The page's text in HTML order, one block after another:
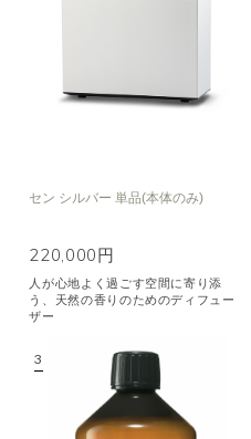
セン シルバー 単品(本体のみ)
220,000円
人が心地よく過ごす空間に寄り添
う、天然の香りのためのディフュー
ザー